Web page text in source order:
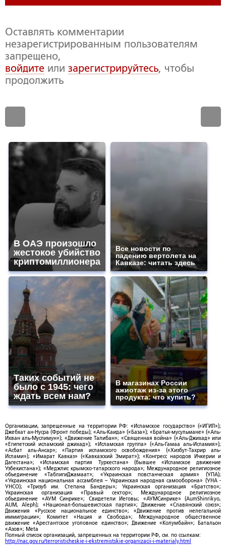
Оставлять комментарии
незарегистрированным пользователям
запрещено,
войдите или зарегистрируйтесь, чтобы
продолжить
В ОАЭ произошло
жестокое убийство
криптомиллионера
Все новости по
падению вертолета на
Кавказе: читать здесь
Таких событий не
было с 1945: чего
ждать всем нам?
В магазинах России
ажиотаж из-за этого
продукта: что купить?
Организации, запрещенные на территории РФ: «Исламское государство» («ИГИЛ»);
Джебхат ан-Нусра (Фронт победы); «Аль-Каида» («База»); «Братья-мусульмане» («Аль-
Ихван аль-Муслимун»); «Движение Талибан»; «Священная война» («Аль-Джихад» или
«Египетский исламский джихад»); «Исламская группа» («Аль-Гамаа аль-Исламия»);
«Асбат аль-Ансар»; «Партия исламского освобождения» («Хизбут-Тахрир аль-
Ислами»); «Имарат Кавказ» («Кавказский Эмират»); «Конгресс народов Ичкерии и
Дагестана»; «Исламская партия Туркестана» (бывшее «Исламское движение
Узбекистана»); «Меджлис крымско-татарского народа»; Международное религиозное
объединение «ТаблигиДжамаат»; «Украинская повстанческая армия» (УПА);
«Украинская национальная ассамблея – Украинская народная самооборона» (УНА -
УНСО); «Тризуб им. Степана Бандеры»; Украинская организация «Братство»;
Украинская организация «Правый сектор»; Международное религиозное
объединение «АУМ Синрике»; Свидетели Иеговы; «АУМСинрике» (AumShinrikyo,
AUM, Aleph); «Национал-большевистская партия»; Движение «Славянский союз»;
Движения «Русское национальное единство»; «Движение против нелегальной
иммиграции»; Комитет «Нация и Свобода»; Международное общественное
движение «Арестантское уголовное единство»; Движение «Колумбайн»; Батальон
«Азов»; Meta
Полный список организаций, запрещенных на территории РФ, см. по ссылкам:
http://nac.gov.ru/terroristicheskie-i-ekstremistskie-organizacii-i-materialy.html